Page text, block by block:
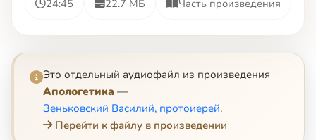
24:45 22.7 МБ Часть произведения
Это отдельный аудиофайл из произведения
Апологетика —
Зеньковский Василий, протоиерей.
Перейти к файлу в произведении